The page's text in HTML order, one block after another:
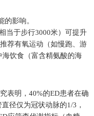
的影响。
当于步行3000米）可提升
荐有氧运动（如慢跑、游
饮食（富含精氨酸的海
表明，40%的ED患者在确
径仅为冠状动脉的1/3，